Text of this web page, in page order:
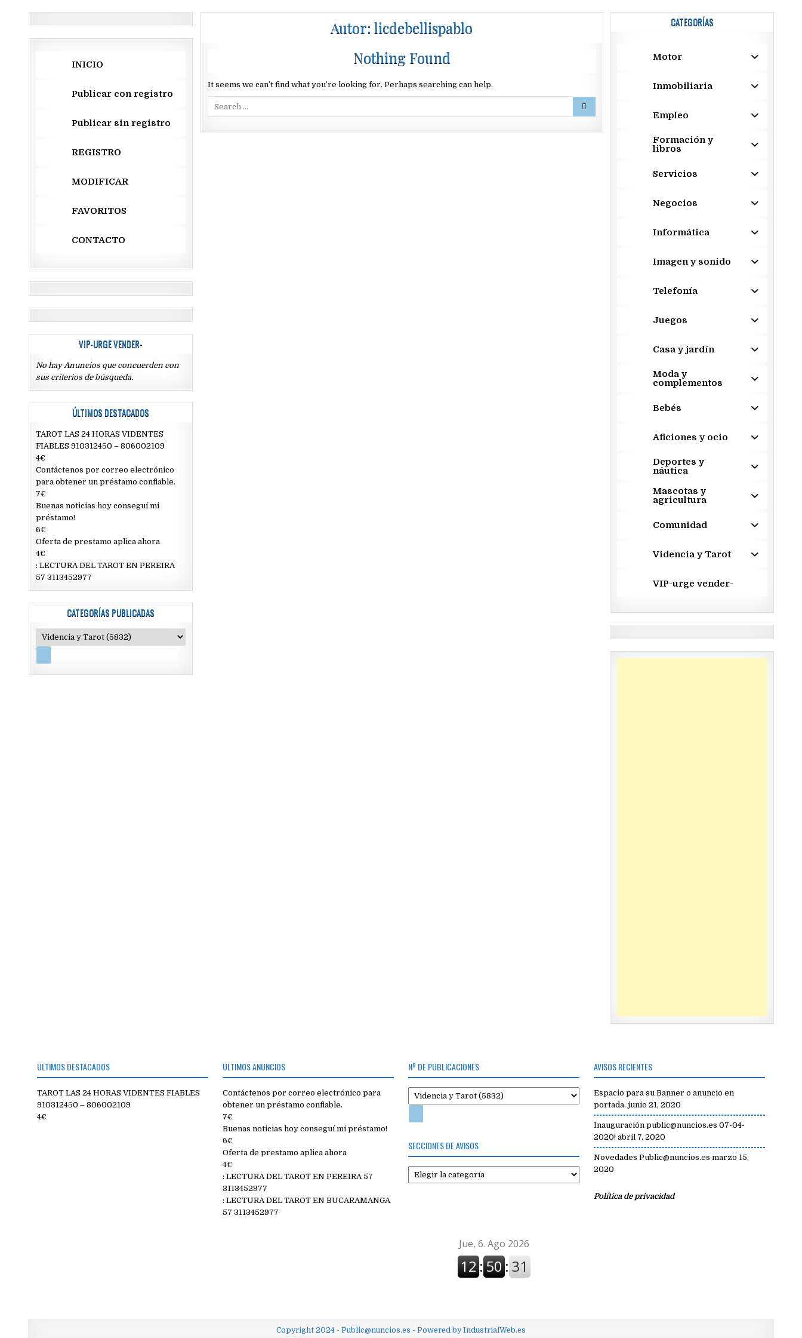
Autor:licdebellispablo
Nothing Found
It seems we can’t find what you’re looking for. Perhaps searching can help.
INICIO
Publicar con registro
Publicar sin registro
REGISTRO
MODIFICAR
FAVORITOS
CONTACTO
VIP-URGE VENDER-
No hay Anuncios que concuerden con
sus criterios de búsqueda.
ÚLTIMOS DESTACADOS
TAROT LAS 24 HORAS VIDENTES
FIABLES 910312450 – 806002109
4€
Contáctenos por correo electrónico
para obtener un préstamo confiable.
7€
Buenas noticias hoy conseguí mi
préstamo!
6€
Oferta de prestamo aplica ahora
4€
: LECTURA DEL TAROT EN PEREIRA
57 3113452977
CATEGORÍAS PUBLICADAS
CATEGORÍAS
Motor
Inmobiliaria
Empleo
Formación y
libros
Servicios
Negocios
Informática
Imagen y sonido
Telefonía
Juegos
Casa y jardín
Moda y
complementos
Bebés
Aficiones y ocio
Deportes y
náutica
Mascotas y
agricultura
Comunidad
Videncia y Tarot
VIP-urge vender-
ÚLTIMOS DESTACADOS
TAROT LAS 24 HORAS VIDENTES FIABLES
910312450 – 806002109
4€
ÚLTIMOS ANUNCIOS
Contáctenos por correo electrónico para
obtener un préstamo confiable.
7€
Buenas noticias hoy conseguí mi préstamo!
6€
Oferta de prestamo aplica ahora
4€
: LECTURA DEL TAROT EN PEREIRA 57
3113452977
: LECTURA DEL TAROT EN BUCARAMANGA
57 3113452977
Nº DE PUBLICACIONES
SECCIONES DE AVISOS
Secciones
de
AVISOS RECIENTES
Espacio para su Banner o anuncio en
portada. junio 21, 2020
Inauguración public@nuncios.es 07-04-
2020! abril 7, 2020
Novedades Public@nuncios.es marzo 15,
2020
Política de privacidad
Copyright 2024 - Public@nuncios.es - Powered by IndustrialWeb.es